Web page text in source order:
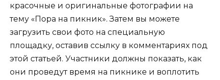
красочные и оригинальные фотографии на
тему «Пора на пикник». Затем вы можете
загрузить свои фото на специальную
площадку, оставив ссылку в комментариях под
этой статьей. Участники должны показать, как
они проведут время на пикнике и воплотить